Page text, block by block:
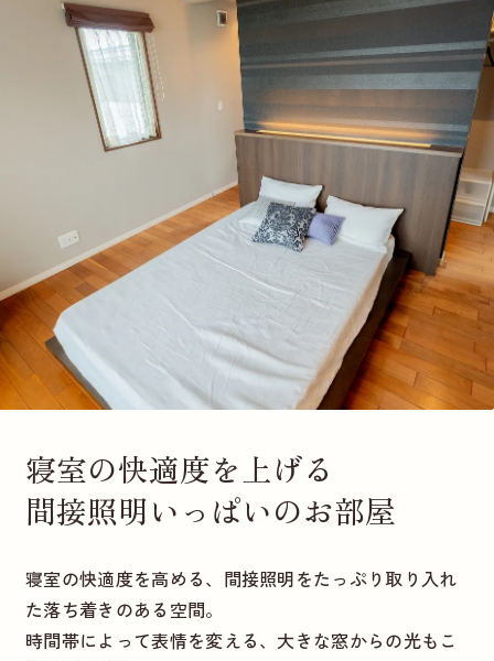
寝室の快適度を上げる
間接照明いっぱいのお部屋
寝室の快適度を高める、間接照明をたっぷり取り入れ
た落ち着きのある空間。
時間帯によって表情を変える、大きな窓からの光もこ